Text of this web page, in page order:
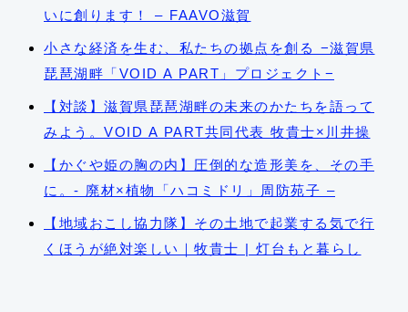
いに創ります！ – FAAVO滋賀
小さな経済を生む、私たちの拠点を創る −滋賀県
琵琶湖畔「VOID A PART」プロジェクト−
【対談】滋賀県琵琶湖畔の未来のかたちを語って
みよう。VOID A PART共同代表 牧貴士×川井操
【かぐや姫の胸の内】圧倒的な造形美を、その手
に。- 廃材×植物「ハコミドリ」周防苑子 –
【地域おこし協力隊】その土地で起業する気で行
くほうが絶対楽しい｜牧貴士 | 灯台もと暮らし